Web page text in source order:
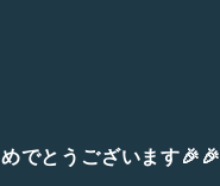
でとうございます🎉🎉